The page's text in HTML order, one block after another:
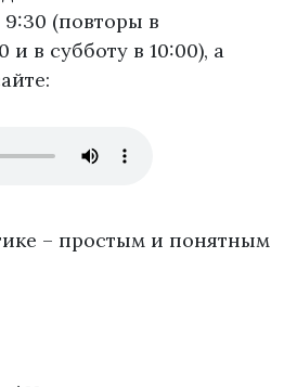
(повторы в
и в субботу в 10:00), а
– простым и понятным